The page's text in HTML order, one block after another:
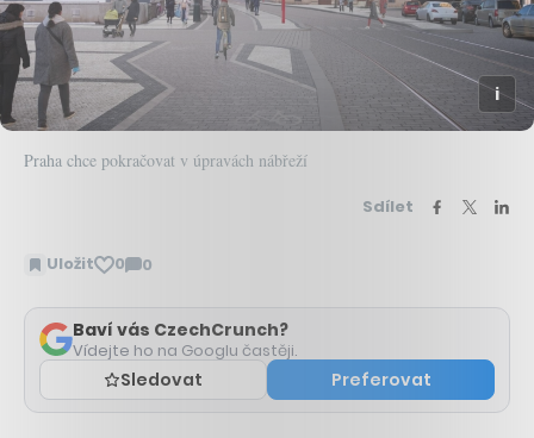
Praha chce pokračovat v úpravách nábřeží
Sdílet
Uložit 0 0
Zobrazit
Baví vás CzechCrunch?
Vídejte ho na Googlu častěji.
Sledovat Preferovat